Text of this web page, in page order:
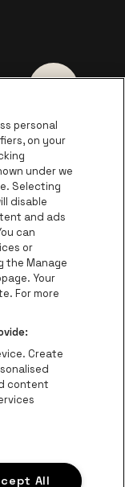
Visitez le
Visitez le site
site de Red Bull
Visitez le
Pommery
le site de Le
Le logo Lillet en
Visitez le site
be•at
4925 0067 - BIC:
personal
on your
under we
Selecting
disable
and ads
can
or
the Manage
Your
For more
Create
content
All